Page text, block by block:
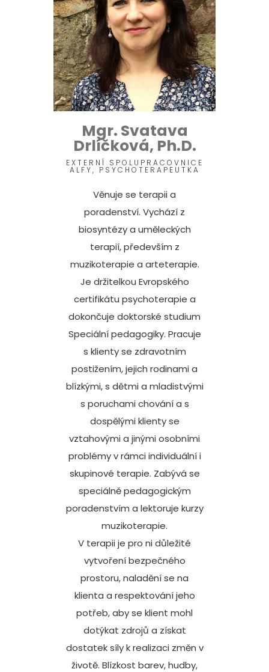
Mgr. Svatava
Drlíčková, Ph.D.
EXTERNÍ SPOLUPRACOVNICE
ALFY, PSYCHOTERAPEUTKA
Věnuje se terapii a
poradenství. Vychází z
biosyntézy a uměleckých
terapií, především z
muzikoterapie a arteterapie.
Je držitelkou Evropského
certifikátu psychoterapie a
dokončuje doktorské studium
Speciální pedagogiky. Pracuje
s klienty se zdravotním
postižením, jejich rodinami a
blízkými, s dětmi a mladistvými
s poruchami chování a s
dospělými klienty se
vztahovými a jinými osobními
problémy v rámci individuální i
skupinové terapie. Zabývá se
speciálně pedagogickým
poradenstvím a lektoruje kurzy
muzikoterapie.
V terapii je pro ni důležité
vytvoření bezpečného
prostoru, naladění se na
klienta a respektování jeho
potřeb, aby se klient mohl
dotýkat zdrojů a získat
dostatek síly k realizaci změn v
životě. Blízkost barev, hudby,